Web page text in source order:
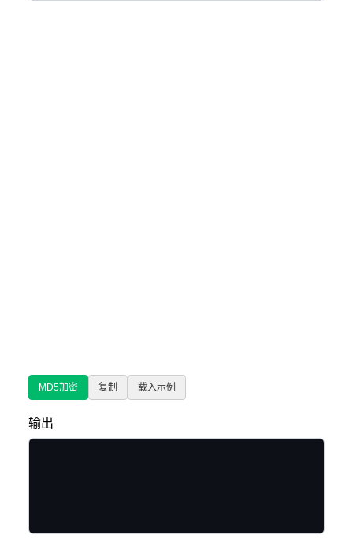
MD5加密 复制 载入示例
输出